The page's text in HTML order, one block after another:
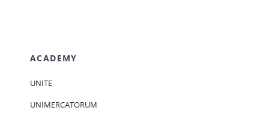
ACADEMY
UNITE
UNIMERCATORUM